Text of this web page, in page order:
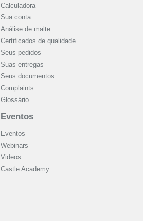
Calculadora
Sua conta
Análise de malte
Certificados de qualidade
Seus pedidos
Suas entregas
Seus documentos
Complaints
Glossário
Eventos
Eventos
Webinars
Videos
Castle Academy